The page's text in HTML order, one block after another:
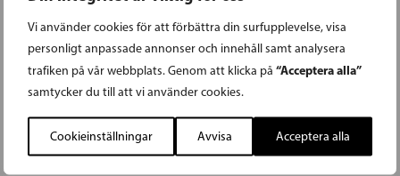
Vi använder cookies för att förbättra din surfupplevelse, visa
personligt anpassade annonser och innehåll samt analysera
trafiken på vår webbplats. Genom att klicka på “Acceptera alla”
samtycker du till att vi använder cookies.
Cookieinställningar Avvisa Acceptera alla
Mats Löfström